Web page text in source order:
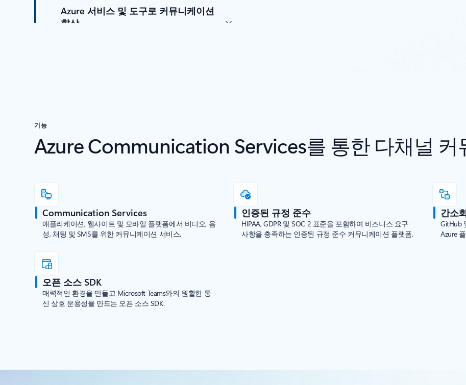
Azure 서비스 및 도구로 커뮤니케이션
향상
기능
Azure Communication Services를 통한 다채널
Communication Services
애플리케이션, 웹사이트 및 모바일 플랫폼에서 비디오, 음
성, 채팅 및 SMS를 위한 커뮤니케이션 서비스.
인증된 규정 준수
HIPAA, GDPR 및 SOC 2 표준을 포함하여 비즈니스 요구
사항을 충족하는 인증된 규정 준수 커뮤니케이션 플랫폼.
간소
GitHub
Azure
오픈 소스 SDK
매력적인 환경을 만들고 Microsoft Teams와의 원활한 통
신 상호 운용성을 만드는 오픈 소스 SDK.